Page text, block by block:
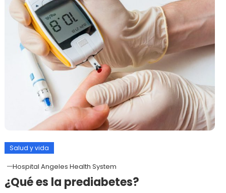
Salud y vida
Hospital Angeles Health System
¿Qué es la prediabetes?